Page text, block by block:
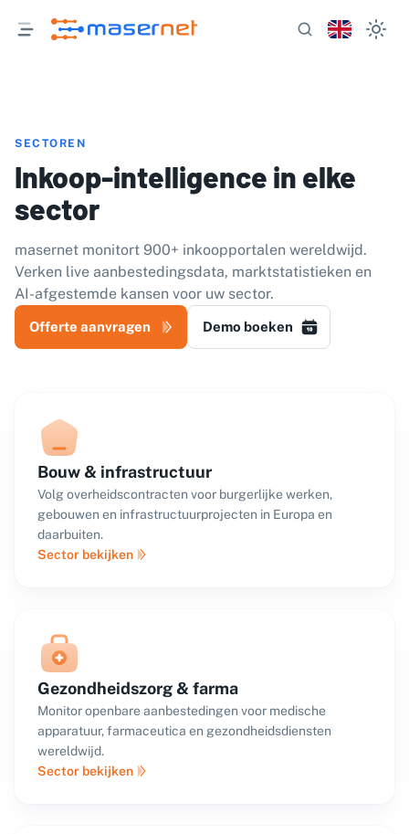
SECTOREN
Inkoop-intelligence in elke
sector
masernet monitort 900+ inkoopportalen wereldwijd.
Verken live aanbestedingsdata, marktstatistieken en
AI-afgestemde kansen voor uw sector.
Offerte aanvragen Demo boeken
Bouw & infrastructuur
Volg overheidscontracten voor burgerlijke werken,
gebouwen en infrastructuurprojecten in Europa en
daarbuiten.
Sector bekijken
Gezondheidszorg & farma
Monitor openbare aanbestedingen voor medische
apparatuur, farmaceutica en gezondheidsdiensten
wereldwijd.
Sector bekijken